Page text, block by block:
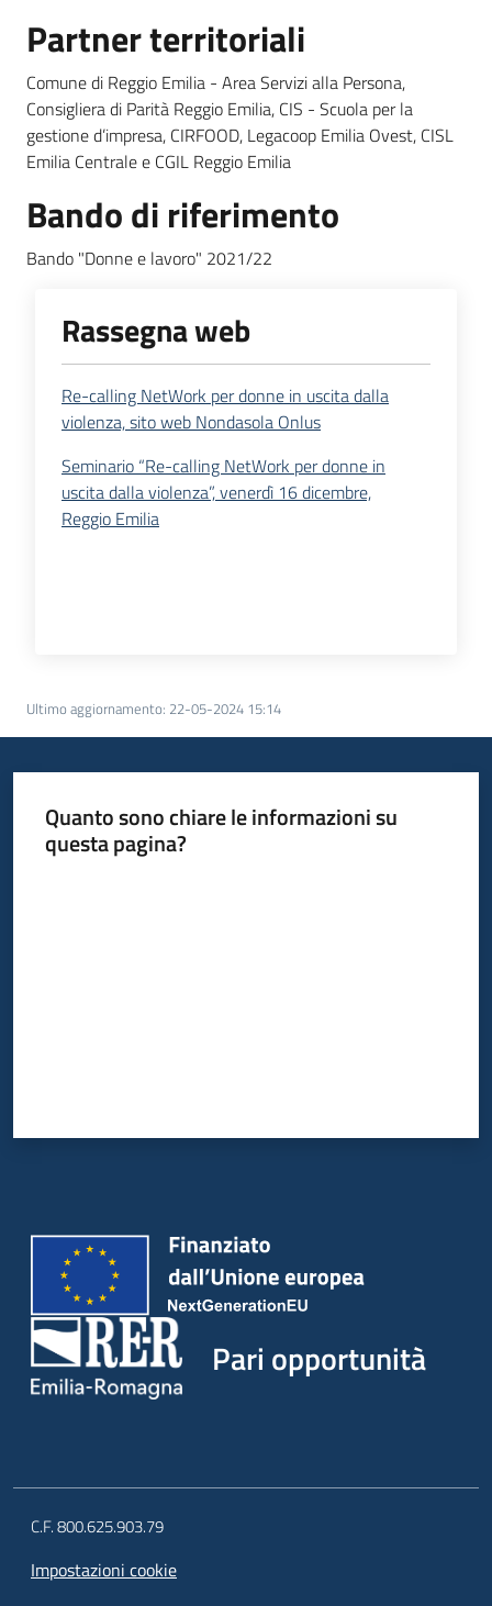
Partner territoriali
Comune di Reggio Emilia - Area Servizi alla Persona,
Consigliera di Parità Reggio Emilia, CIS - Scuola per la
gestione d’impresa, CIRFOOD, Legacoop Emilia Ovest, CISL
Emilia Centrale e CGIL Reggio Emilia
Bando di riferimento
Bando "Donne e lavoro" 2021/22
Rassegna web
Re-calling NetWork per donne in uscita dalla
violenza, sito web Nondasola Onlus
Seminario “Re-calling NetWork per donne in
uscita dalla violenza”, venerdì 16 dicembre,
Reggio Emilia
Ultimo aggiornamento: 22-05-2024 15:14
Quanto sono chiare le informazioni su
questa pagina?
Pari opportunità
C.F. 800.625.903.79
Impostazioni cookie